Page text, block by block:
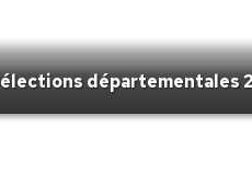
élections départementales